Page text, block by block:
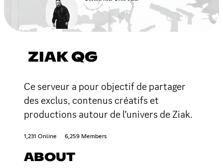
ZIAK QG
Ce serveur a pour objectif de partager
des exclus, contenus créatifs et
productions autour de l’univers de Ziak.
1,231 Online 6,259 Members
ABOUT